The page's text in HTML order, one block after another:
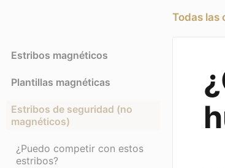
Estribos magnéticos
Plantillas magnéticas
Estribos de seguridad (no
magnéticos)
¿Puedo competir con estos
estribos?
Todas las